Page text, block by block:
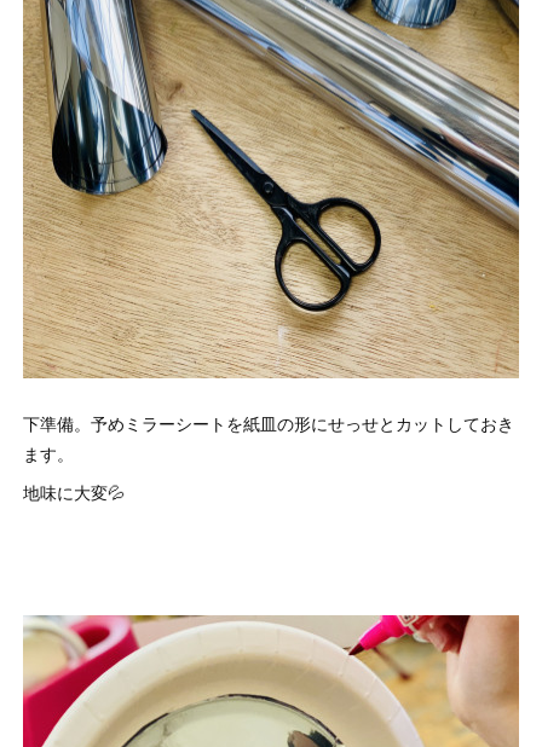
下準備。予めミラーシートを紙皿の形にせっせとカットしておき
ます。
地味に大変💦